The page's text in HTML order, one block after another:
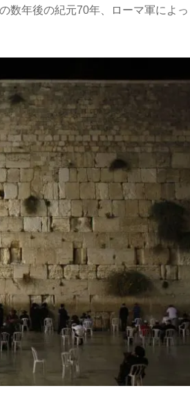
数年後の紀元70年、ローマ軍によっ